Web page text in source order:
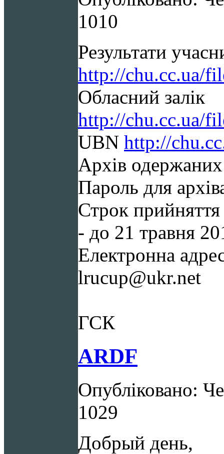
1010
Результати
http://chu.cc.ua/
Обласний залік
http://chu.cc.ua/
UBN http://
Архів одержаних
Пароль для
Строк прийняття
- до 21 травня
Електронна
lrucup@ukr.net
ГСК
ARDF
Опубліковано:
1029
Добрый день,